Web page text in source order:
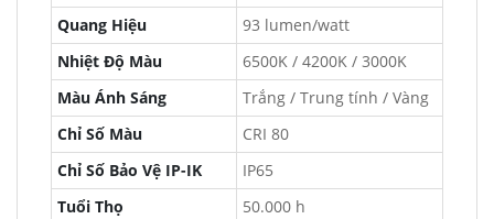
Quang Hiệu
93 lumen/watt
Nhiệt Độ Màu
6500K / 4200K / 3000K
Màu Ánh Sáng
Trắng / Trung tính / Vàng
Chỉ Số Màu
CRI 80
Chỉ Số Bảo Vệ IP-IK
IP65
Tuổi Thọ
50.000 h